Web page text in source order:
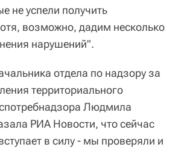
не успели получить
возможно, дадим несколько
нарушений".
отдела по надзору за
территориального
Людмила
РИА Новости, что сейчас
в силу - мы проверяли и